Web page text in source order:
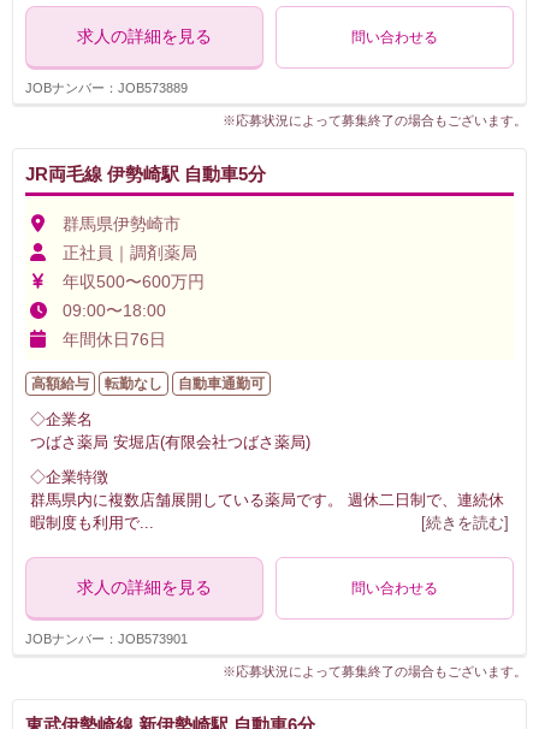
求人の詳細を見る 問い合わせる
JOBナンバー：JOB573889
※応募状況によって募集終了の場合もございます。
JR両毛線 伊勢崎駅 自動車5分
群馬県伊勢崎市
正社員｜調剤薬局
年収500〜600万円
09:00〜18:00
年間休日76日
高額給与 転勤なし 自動車通勤可
◇企業名
つばさ薬局 安堀店(有限会社つばさ薬局)
◇企業特徴
群馬県内に複数店舗展開している薬局です。 週休二日制で、連続休
暇制度も利用で
[続きを読む]
求人の詳細を見る 問い合わせる
JOBナンバー：JOB573901
※応募状況によって募集終了の場合もございます。
東武伊勢崎線 新伊勢崎駅 自動車6分